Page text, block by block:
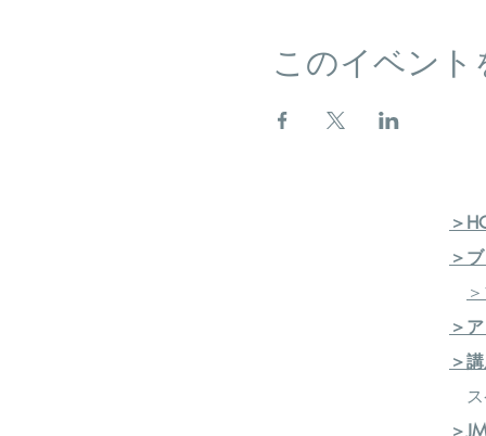
このイベント
＞
＞
＞
＞
ス
＞